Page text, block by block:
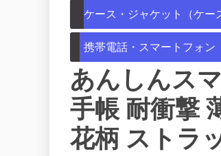
ケース・ジャケット（ケー
携帯電話・スマートフォン
あんしんス
手帳 耐衝撃
花柄 ストラ